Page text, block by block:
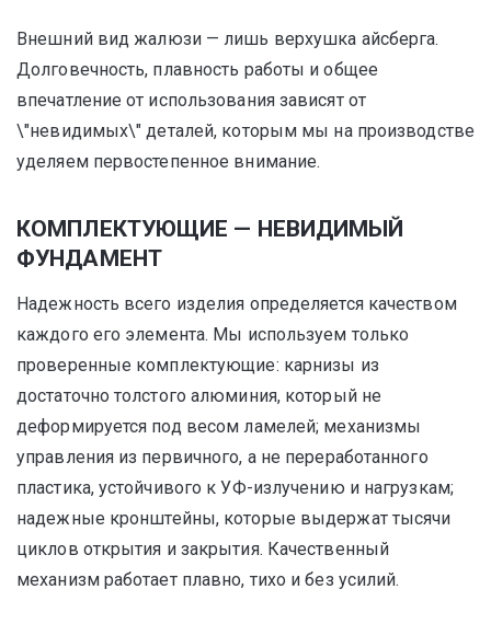
Внешний вид жалюзи — лишь верхушка айсберга.
Долговечность, плавность работы и общее
впечатление от использования зависят от
\"невидимых\" деталей, которым мы на производстве
уделяем первостепенное внимание.
КОМПЛЕКТУЮЩИЕ — НЕВИДИМЫЙ
ФУНДАМЕНТ
Надежность всего изделия определяется качеством
каждого его элемента. Мы используем только
проверенные комплектующие: карнизы из
достаточно толстого алюминия, который не
деформируется под весом ламелей; механизмы
управления из первичного, а не переработанного
пластика, устойчивого к УФ-излучению и нагрузкам;
надежные кронштейны, которые выдержат тысячи
циклов открытия и закрытия. Качественный
механизм работает плавно, тихо и без усилий.